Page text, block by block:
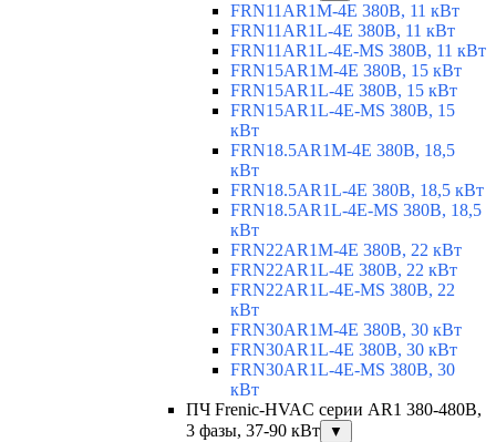
FRN11AR1M-4E 380В, 11 кВт
FRN11AR1L-4E 380В, 11 кВт
FRN11AR1L-4E-MS 380В, 11 кВт
FRN15AR1M-4E 380В, 15 кВт
FRN15AR1L-4E 380В, 15 кВт
FRN15AR1L-4E-MS 380В, 15
кВт
FRN18.5AR1M-4E 380В, 18,5
кВт
FRN18.5AR1L-4E 380В, 18,5 кВт
FRN18.5AR1L-4E-MS 380В, 18,5
кВт
FRN22AR1M-4E 380В, 22 кВт
FRN22AR1L-4E 380В, 22 кВт
FRN22AR1L-4E-MS 380В, 22
кВт
FRN30AR1M-4E 380В, 30 кВт
FRN30AR1L-4E 380В, 30 кВт
FRN30AR1L-4E-MS 380В, 30
кВт
ПЧ Frenic-HVAC серии AR1 380-480В,
3 фазы, 37-90 кВт
▼